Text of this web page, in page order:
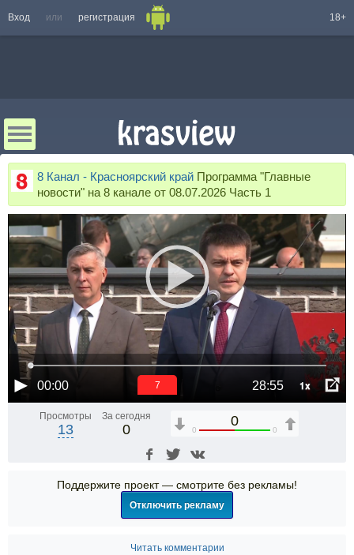
Вход или регистрация 18+
8 Канал - Красноярский край Программа "Главные
новости" на 8 канале от 08.07.2026 Часть 1
00:00 28:55 1x
7
Просмотры
13
За сегодня
0
0
0 0
Поддержите проект — смотрите без рекламы!
Отключить рекламу
Читать комментарии